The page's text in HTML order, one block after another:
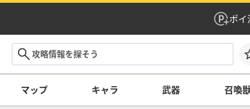
ポイ
マップ キャラ 武器 召喚